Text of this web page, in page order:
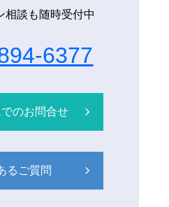
相談も随時受付中
6377
のお問合せ
るご質問